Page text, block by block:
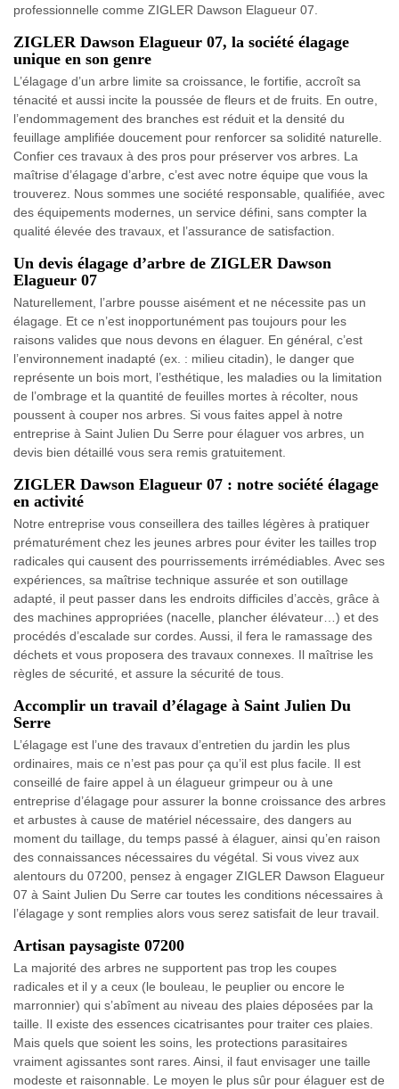
professionnelle comme ZIGLER Dawson Elagueur 07.
ZIGLER Dawson Elagueur 07, la société élagage
unique en son genre
L’élagage d’un arbre limite sa croissance, le fortifie, accroît sa
ténacité et aussi incite la poussée de fleurs et de fruits. En outre,
l’endommagement des branches est réduit et la densité du
feuillage amplifiée doucement pour renforcer sa solidité naturelle.
Confier ces travaux à des pros pour préserver vos arbres. La
maîtrise d’élagage d’arbre, c’est avec notre équipe que vous la
trouverez. Nous sommes une société responsable, qualifiée, avec
des équipements modernes, un service défini, sans compter la
qualité élevée des travaux, et l’assurance de satisfaction.
Un devis élagage d’arbre de ZIGLER Dawson
Elagueur 07
Naturellement, l’arbre pousse aisément et ne nécessite pas un
élagage. Et ce n’est inopportunément pas toujours pour les
raisons valides que nous devons en élaguer. En général, c’est
l’environnement inadapté (ex. : milieu citadin), le danger que
représente un bois mort, l’esthétique, les maladies ou la limitation
de l’ombrage et la quantité de feuilles mortes à récolter, nous
poussent à couper nos arbres. Si vous faites appel à notre
entreprise à Saint Julien Du Serre pour élaguer vos arbres, un
devis bien détaillé vous sera remis gratuitement.
ZIGLER Dawson Elagueur 07 : notre société élagage
en activité
Notre entreprise vous conseillera des tailles légères à pratiquer
prématurément chez les jeunes arbres pour éviter les tailles trop
radicales qui causent des pourrissements irrémédiables. Avec ses
expériences, sa maîtrise technique assurée et son outillage
adapté, il peut passer dans les endroits difficiles d’accès, grâce à
des machines appropriées (nacelle, plancher élévateur…) et des
procédés d’escalade sur cordes. Aussi, il fera le ramassage des
déchets et vous proposera des travaux connexes. Il maîtrise les
règles de sécurité, et assure la sécurité de tous.
Accomplir un travail d’élagage à Saint Julien Du
Serre
L’élagage est l’une des travaux d’entretien du jardin les plus
ordinaires, mais ce n’est pas pour ça qu’il est plus facile. Il est
conseillé de faire appel à un élagueur grimpeur ou à une
entreprise d’élagage pour assurer la bonne croissance des arbres
et arbustes à cause de matériel nécessaire, des dangers au
moment du taillage, du temps passé à élaguer, ainsi qu’en raison
des connaissances nécessaires du végétal. Si vous vivez aux
alentours du 07200, pensez à engager ZIGLER Dawson Elagueur
07 à Saint Julien Du Serre car toutes les conditions nécessaires à
l’élagage y sont remplies alors vous serez satisfait de leur travail.
Artisan paysagiste 07200
La majorité des arbres ne supportent pas trop les coupes
radicales et il y a ceux (le bouleau, le peuplier ou encore le
marronnier) qui s’abîment au niveau des plaies déposées par la
taille. Il existe des essences cicatrisantes pour traiter ces plaies.
Mais quels que soient les soins, les protections parasitaires
vraiment agissantes sont rares. Ainsi, il faut envisager une taille
modeste et raisonnable. Le moyen le plus sûr pour élaguer est de